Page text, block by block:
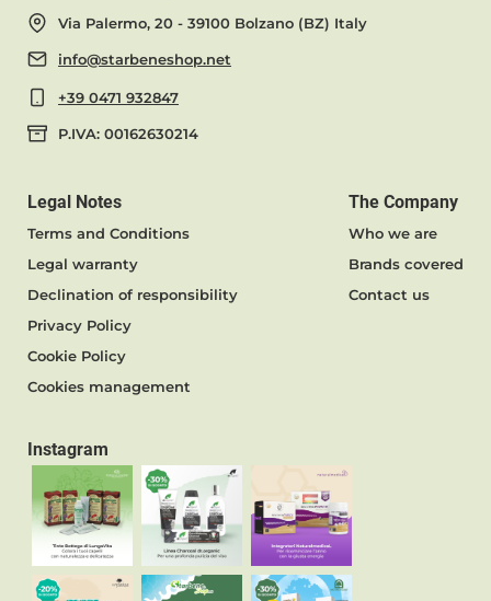
Via Palermo, 20 - 39100 Bolzano (BZ) Italy
info@starbeneshop.net
+39 0471 932847
P.IVA: 00162630214
Legal Notes
Terms and Conditions
Legal warranty
Declination of responsibility
Privacy Policy
Cookie Policy
Cookies management
The Company
Who we are
Brands covered
Contact us
Instagram